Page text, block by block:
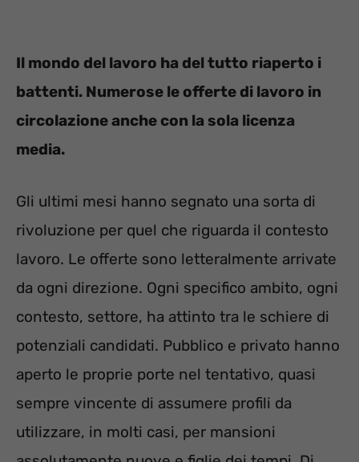
Il mondo del lavoro ha del tutto riaperto i
battenti. Numerose le offerte di lavoro in
circolazione anche con la sola licenza
media.
Gli ultimi mesi hanno segnato una sorta di
rivoluzione per quel che riguarda il contesto
lavoro. Le offerte sono letteralmente arrivate
da ogni direzione. Ogni specifico ambito, ogni
contesto, settore, ha attinto tra le schiere di
potenziali candidati. Pubblico e privato hanno
aperto le proprie porte nel tentativo, quasi
sempre vincente di assumere profili da
utilizzare, in molti casi, per mansioni